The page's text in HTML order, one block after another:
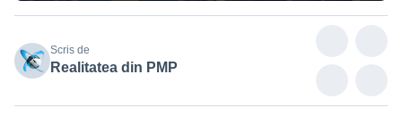
Scris de
Realitatea din PMP